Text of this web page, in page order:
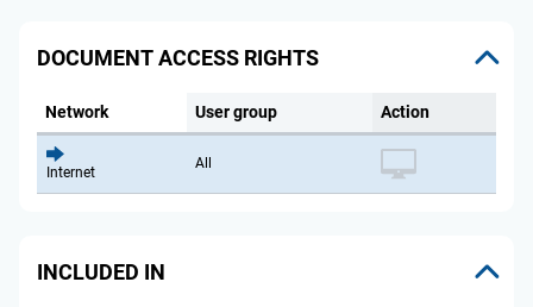
DOCUMENT ACCESS RIGHTS
Network User group Action
Internet
All
INCLUDED IN